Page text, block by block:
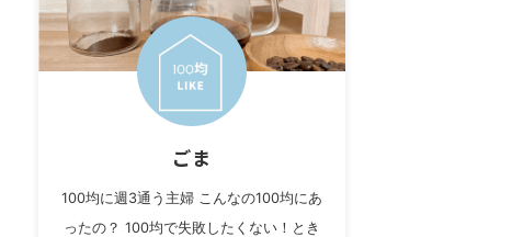
ごま
100均に週3通う主婦 こんなの100均にあ
ったの？ 100均で失敗したくない！とき